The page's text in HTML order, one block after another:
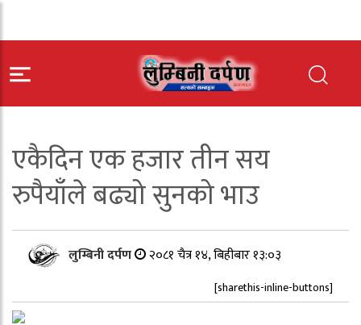
एकैदिन एक हजार तीन सय
रुपैयाँले बढ्यो सुनको भाउ
लुम्बिनी दर्पण २०८१ चैत्र १४, बिहीबार १३:०३
[sharethis-inline-buttons]